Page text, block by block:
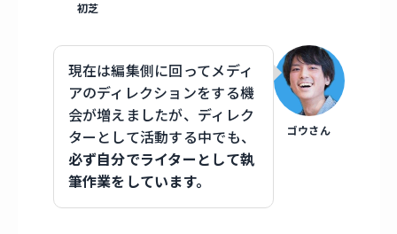
初芝
ゴウさん
現在は編集側に回ってメディ
アのディレクションをする機
会が増えましたが、ディレク
ターとして活動する中でも、
必ず自分でライターとして執
筆作業をしています。